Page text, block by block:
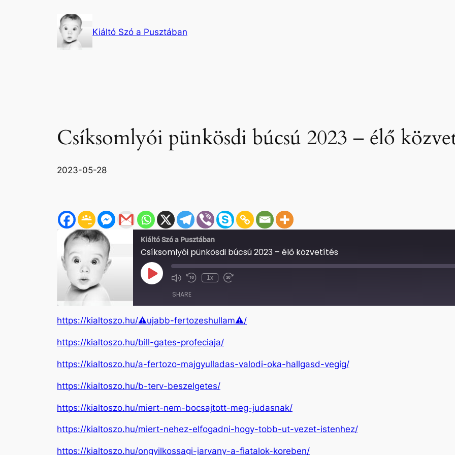
Kiáltó Szó a Pusztában
Csíksomlyói pünkösdi búcsú 2023 – élő
2023-05-28
Kiáltó Szó a Pusztában
Csíksomlyói pünkösdi búcsú 2023 – élő közvetítés
Play
Episode Mute/Unmute
Rewind
1x
Fast
SHARE
SHARE
LINK
EMBED
https://kialtoszo.hu/⚠ujabb-fertozeshullam⚠/
https://kialtoszo.hu/bill-gates-profeciaja/
https://kialtoszo.hu/a-fertozo-majgyulladas-valodi-oka-hallgasd-vegig/
https://kialtoszo.hu/b-terv-beszelgetes/
https://kialtoszo.hu/miert-nem-bocsajtott-meg-judasnak/
https://kialtoszo.hu/miert-nehez-elfogadni-hogy-tobb-ut-vezet-istenhez/
https://kialtoszo.hu/ongyilkossagi-jarvany-a-fiatalok-koreben/